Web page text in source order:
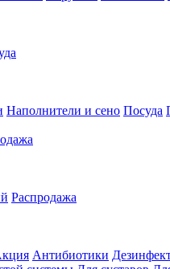
Наполнители и сено Посуда
Распродажа
Антибиотики